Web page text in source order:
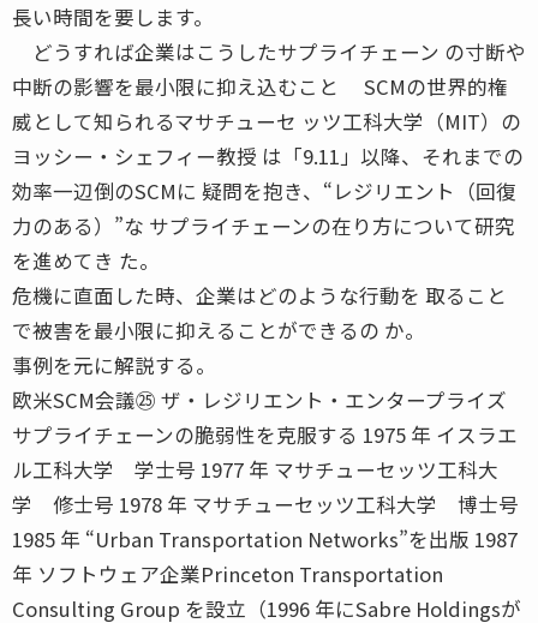
長い時間を要します。
どうすれば企業はこうしたサプライチェーン の寸断や
中断の影響を最小限に抑え込むこと SCMの世界的権
威として知られるマサチューセ ッツ工科大学（MIT）の
ヨッシー・シェフィー教授 は「9.11」以降、それまでの
効率一辺倒のSCMに 疑問を抱き、“レジリエント（回復
力のある）”な サプライチェーンの在り方について研究
を進めてき た。
危機に直面した時、企業はどのような行動を 取ること
で被害を最小限に抑えることができるの か。
事例を元に解説する。
欧米SCM会議㉕ ザ・レジリエント・エンタープライズ
サプライチェーンの脆弱性を克服する 1975 年 イスラエ
ル工科大学 学士号 1977 年 マサチューセッツ工科大
学 修士号 1978 年 マサチューセッツ工科大学 博士号
1985 年 “Urban Transportation Networks”を出版 1987
年 ソフトウェア企業Princeton Transportation
Consulting Group を設立（1996 年にSabre Holdingsが